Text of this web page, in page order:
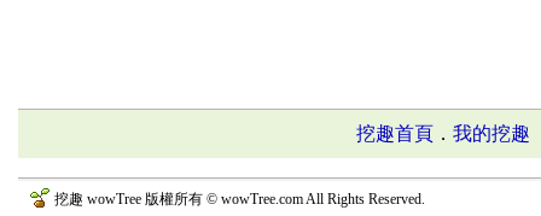
挖趣首頁 ．我的挖趣
挖趣 wowTree 版權所有 © wowTree.com All Rights Reserved.